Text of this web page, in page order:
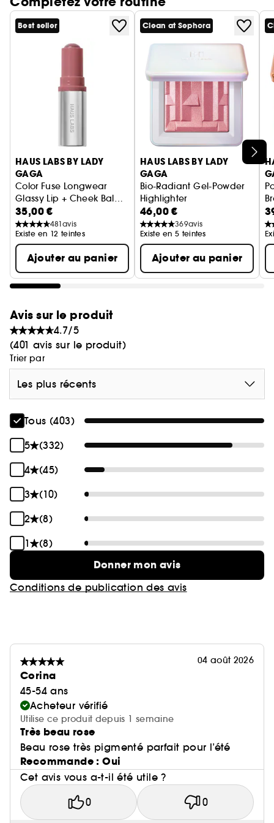
barrière cutanée
- Nourrit + adoucit la peau
- Adoucit, hydrate + protège la peau
- Riche en antioxydants, aide à protéger la peau
Best seller
HAUS LABS BY LADY
GAGA
Color Fuse Longwear
Glassy Lip + Cheek Balm
Blush Stick
Blush crème
35,00 €
481avis
Existe en 12 teintes
Ajouter au panier
Clean at Sephora
HAUS LABS BY LADY
GAGA
Bio-Radiant Gel-Powder
Highlighter
Poudre illuminatrice à
46,00 €
369avis
Existe en 5 teintes
Ajouter au panier
Avis sur le produit
4.7/5
(401 avis sur le produit)
Trier par
Les plus récents
Tous (403)
5
(332)
4
(45)
3
(10)
2
(8)
1
(8)
Donner mon avis
Conditions de publication des avis
04 août 2026
Corina
45-54 ans
Acheteur vérifié
Utilise ce produit depuis 1 semaine
Très beau rose
Beau rose très pigmenté parfait pour l’été
Recommande : Oui
Cet avis vous a-t-il été utile ?
0 0